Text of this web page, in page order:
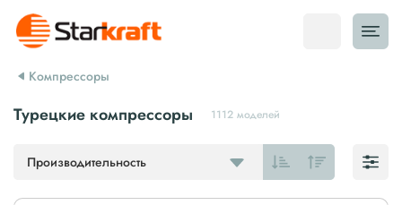
Компрессоры
Турецкие компрессоры 1112 моделей
Производительность